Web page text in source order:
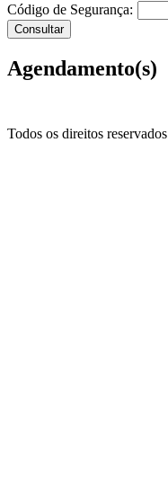
Código de Segurança:
Agendamento(s)
Todos os direitos reservados